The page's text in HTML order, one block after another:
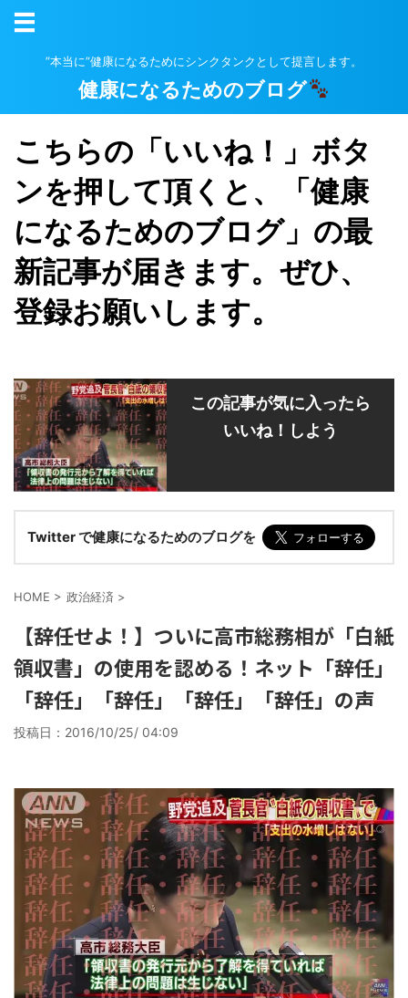
”本当に”健康になるためにシンクタンクとして提言します。
健康になるためのブログ
こちらの「いいね！」ボタ
ンを押して頂くと、「健康
になるためのブログ」の最
新記事が届きます。ぜひ、
登録お願いします。
この記事が気に入ったら
いいね！しよう
Twitter で健康になるためのブログを
HOME > 政治経済 >
【辞任せよ！】ついに高市総務相が「白紙
領収書」の使用を認める！ネット「辞任」
「辞任」「辞任」「辞任」「辞任」の声
投稿日： 2016/10/25/ 04:09